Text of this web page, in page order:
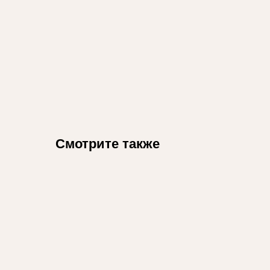
Смотрите также